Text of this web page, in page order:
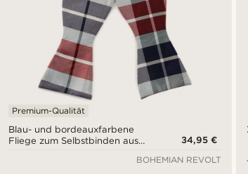
Blau- und bordeauxfarbene
Fliege zum Selbstbinden aus
Premium-Qualität
34,95 €
BOHEMIAN REVOLT